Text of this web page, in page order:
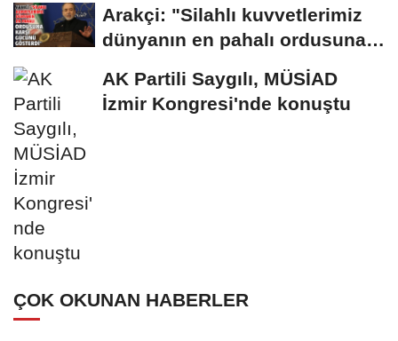
Arakçi: "Silahlı kuvvetlerimiz
dünyanın en pahalı ordusuna
AK Partili Saygılı, MÜSİAD
İzmir Kongresi'nde konuştu
ÇOK OKUNAN HABERLER